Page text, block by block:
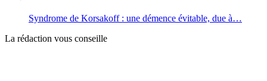
Syndrome de Korsakoff : une démence évitable, due à…
La rédaction vous conseille